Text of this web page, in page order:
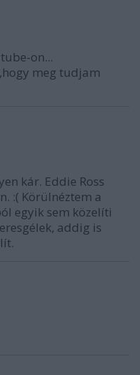
on...
meg tudjam
kár. Eddie Ross
:( Körülnéztem a
egyik sem közelíti
addig is